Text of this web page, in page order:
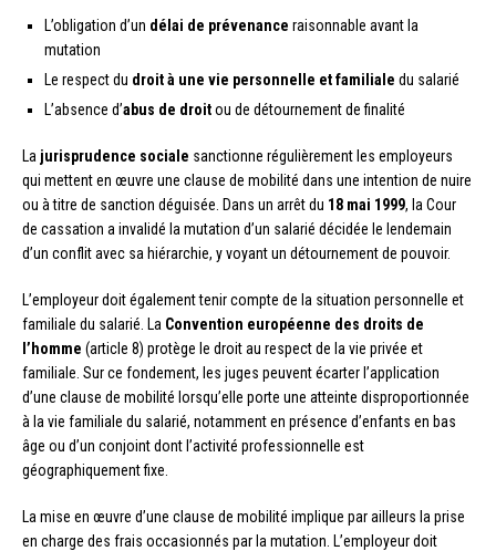
L’obligation d’un délai de prévenance raisonnable avant la
mutation
Le respect du droit à une vie personnelle et familiale du salarié
L’absence d’abus de droitou de détournement de finalité
La jurisprudence sociale sanctionne régulièrement les employeurs
qui mettent en œuvre une clause de mobilité dans une intention de nuire
ou à titre de sanction déguisée. Dans un arrêt du 18 mai 1999, la Cour
de cassation a invalidé la mutation d’un salarié décidée le lendemain
d’un conflit avec sa hiérarchie, y voyant un détournement de pouvoir.
L’employeur doit également tenir compte de la situation personnelle et
familiale du salarié. La Convention européenne des droits de
l’homme (article 8) protège le droit au respect de la vie privée et
familiale. Sur ce fondement, les juges peuvent écarter l’application
d’une clause de mobilité lorsqu’elle porte une atteinte disproportionnée
à la vie familiale du salarié, notamment en présence d’enfants en bas
âge ou d’un conjoint dont l’activité professionnelle est
géographiquement fixe.
La mise en œuvre d’une clause de mobilité implique par ailleurs la prise
en charge des frais occasionnés par la mutation. L’employeur doit